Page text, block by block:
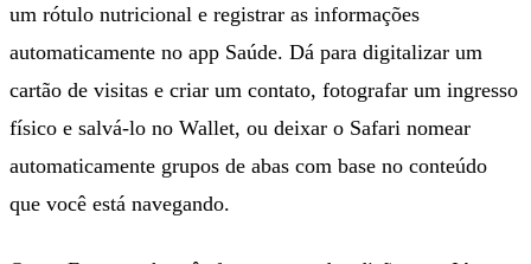
um rótulo nutricional e registrar as informações
automaticamente no app Saúde. Dá para digitalizar um
cartão de visitas e criar um contato, fotografar um ingresso
físico e salvá-lo no Wallet, ou deixar o Safari nomear
automaticamente grupos de abas com base no conteúdo
que você está navegando.